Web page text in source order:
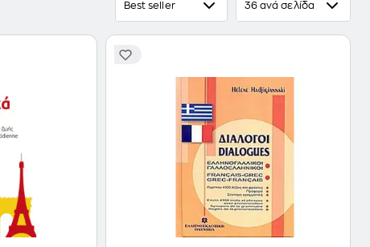
Best seller 36 ανά σελίδα